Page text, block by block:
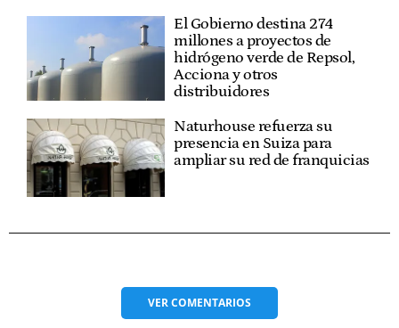
El Gobierno destina 274
millones a proyectos de
hidrógeno verde de Repsol,
Acciona y otros
distribuidores
Naturhouse refuerza su
presencia en Suiza para
ampliar su red de franquicias
VERCOMENTARIOS